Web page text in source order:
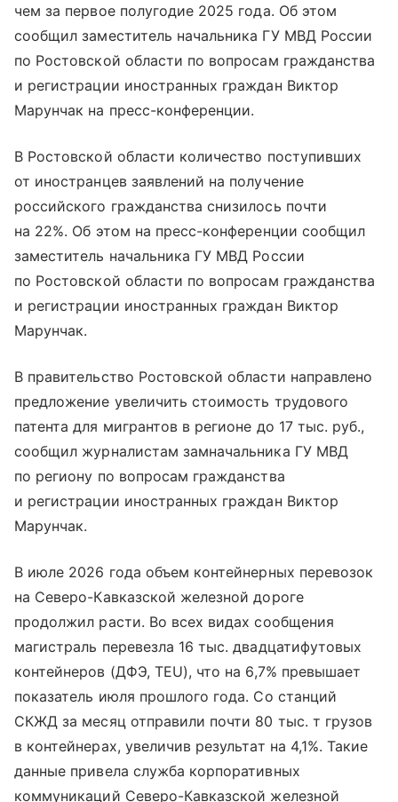
чем за первое полугодие 2025 года. Об этом
сообщил заместитель начальника ГУ МВД России
по Ростовской области по вопросам гражданства
и регистрации иностранных граждан Виктор
Марунчак на пресс-конференции.
В Ростовской области количество поступивших
от иностранцев заявлений на получение
российского гражданства снизилось почти
на 22%. Об этом на пресс-конференции сообщил
заместитель начальника ГУ МВД России
по Ростовской области по вопросам гражданства
и регистрации иностранных граждан Виктор
Марунчак.
В правительство Ростовской области направлено
предложение увеличить стоимость трудового
патента для мигрантов в регионе до 17 тыс. руб.,
сообщил журналистам замначальника ГУ МВД
по региону по вопросам гражданства
и регистрации иностранных граждан Виктор
Марунчак.
В июле 2026 года объем контейнерных перевозок
на Северо-Кавказской железной дороге
продолжил расти. Во всех видах сообщения
магистраль перевезла 16 тыс. двадцатифутовых
контейнеров (ДФЭ, TEU), что на 6,7% превышает
показатель июля прошлого года. Со станций
СКЖД за месяц отправили почти 80 тыс. т грузов
в контейнерах, увеличив результат на 4,1%. Такие
данные привела служба корпоративных
коммуникаций Северо-Кавказской железной